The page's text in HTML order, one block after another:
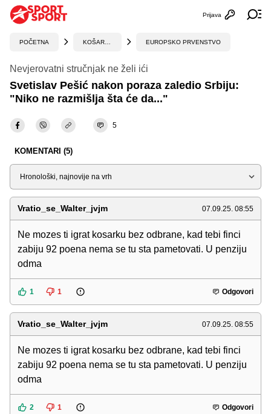
Otvori
Prijava
POČETNA EUROPSKO PRVENSTVO
Nevjerovatni stručnjak ne želi ići
Svetislav Pešić nakon poraza zaledio Srbiju:
"Niko ne razmišlja šta će da..."
5
KOMENTARI (5)
Sortiraj
Vratio_se_Walter_jvjm 07.09.25. 08:55
Ne mozes ti igrat kosarku bez odbrane, kad tebi finci
zabiju 92 poena nema se tu sta pametovati. U penziju
odma
1 1 Odgovori
Vratio_se_Walter_jvjm 07.09.25. 08:55
Ne mozes ti igrat kosarku bez odbrane, kad tebi finci
zabiju 92 poena nema se tu sta pametovati. U penziju
odma
2 1 Odgovori